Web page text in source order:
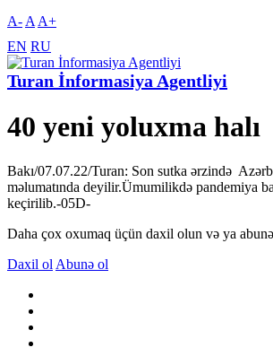
A- A A+
EN RU
Turan İnformasiya Agentliyi
40 yeni yoluxma halı
Bakı/07.07.22/Turan: Son sutka ərzində
məlumatında deyilir.Ümumilikdə pandemiya
keçirilib.-05D-
Daha çox oxumaq üçün daxil olun və ya
Daxil ol Abunə ol